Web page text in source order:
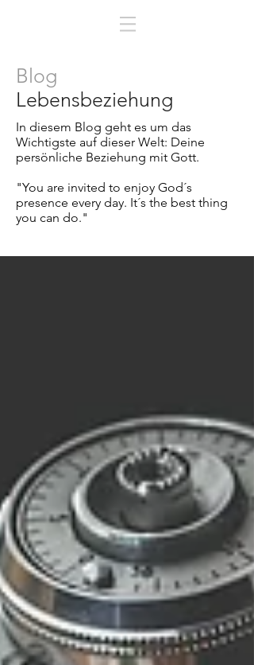
Blog
Lebensbeziehung
In diesem Blog geht es um das
Wichtigste auf dieser Welt: Deine
persönliche Beziehung mit Gott.
"You are invited to enjoy God´s
presence every day. It´s the best thing
you can do."